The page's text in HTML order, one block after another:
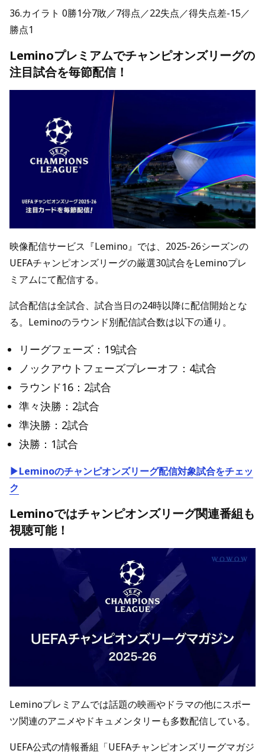
36.カイラト 0勝1分7敗／7得点／22失点／得失点差-15／
勝点1
Leminoプレミアムでチャンピオンズリーグの
注目試合を毎節配信！
映像配信サービス『Lemino』では、2025-26シーズンの
UEFAチャンピオンズリーグの厳選30試合をLeminoプレ
ミアムにて配信する。
試合配信は全試合、試合当日の24時以降に配信開始とな
る。Leminoのラウンド別配信試合数は以下の通り。
リーグフェーズ：19試合
ノックアウトフェーズプレーオフ：4試合
ラウンド16：2試合
準々決勝：2試合
準決勝：2試合
決勝：1試合
▶Leminoのチャンピオンズリーグ配信対象試合をチェッ
ク
Leminoではチャンピオンズリーグ関連番組も
視聴可能！
Leminoプレミアムでは話題の映画やドラマの他にスポー
ツ関連のアニメやドキュメンタリーも多数配信している。
UEFA公式の情報番組「UEFAチャンピオンズリーグマガジ